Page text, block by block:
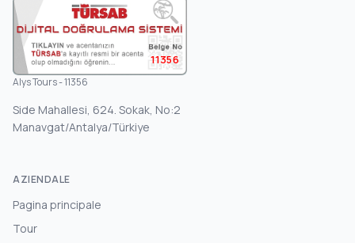
11356
Alys Tours - 11356
Side Mahallesi, 624. Sokak, No:2
Manavgat/Antalya/Türkiye
AZIENDALE
Pagina principale
Tour